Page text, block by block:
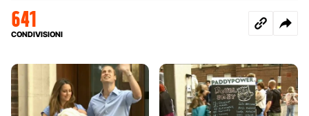
641
CONDIVISIONI